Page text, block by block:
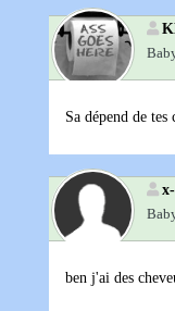
Sa dépend de
ben j'ai des